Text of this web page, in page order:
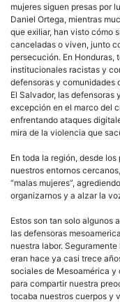
mujeres siguen presas por
Daniel Ortega, mientras
que exiliar, han visto cómo
canceladas o viven, junto
persecución. En Honduras,
institucionales racistas y
defensoras y comunidades
El Salvador, las
excepción en el marco del
enfrentando ataques
mira de la violencia que
En toda la región, desde
nuestros entornos
“malas mujeres”,
organizarnos y a alzar la
Estos son tan solo algunos
las defensoras
nuestra labor.
eran hace ya casi trece
sociales de Mesoamérica y
para compartir nuestra
tocaba nuestros cuerpos y